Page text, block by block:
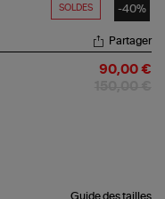
SOLDES -40%
Partager
90,00 €
Guide des tailles